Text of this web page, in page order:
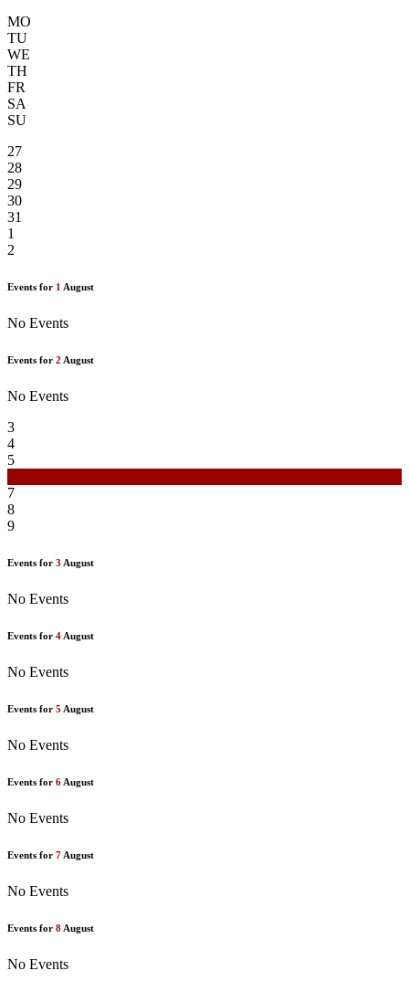
MO
TU
WE
TH
FR
SA
SU
27
28
29
30
31
1
2
Events for 1 August
No Events
Events for 2 August
No Events
3
4
5
7
8
9
Events for 3 August
No Events
Events for 4 August
No Events
Events for 5 August
No Events
Events for 6 August
No Events
Events for 7 August
No Events
Events for 8 August
No Events